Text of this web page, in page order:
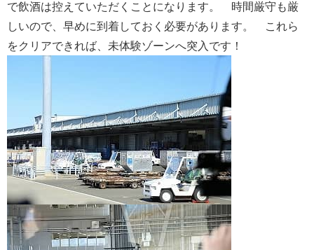
で飲酒は控えていただくことになります。 時間厳守も厳
しいので、早めに到着しておく必要があります。 これら
をクリアできれば、未体験ゾーンへ突入です！